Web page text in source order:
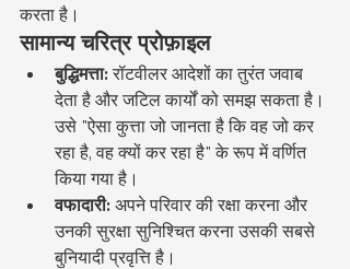
करता है।
सामान्य चरित्र प्रोफ़ाइल
बुद्धिमत्ता: रॉटवीलर आदेशों का तुरंत जवाब
देता है और जटिल कार्यों को समझ सकता है।
उसे "ऐसा कुत्ता जो जानता है कि वह जो कर
रहा है, वह क्यों कर रहा है" के रूप में वर्णित
किया गया है।
वफादारी: अपने परिवार की रक्षा करना और
उनकी सुरक्षा सुनिश्चित करना उसकी सबसे
बुनियादी प्रवृत्ति है।